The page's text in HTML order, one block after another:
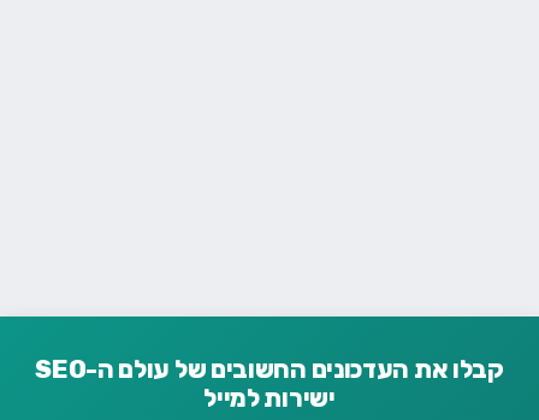
קבלו את העדכונים החשובים של עולם ה-SEO
ישירות למייל